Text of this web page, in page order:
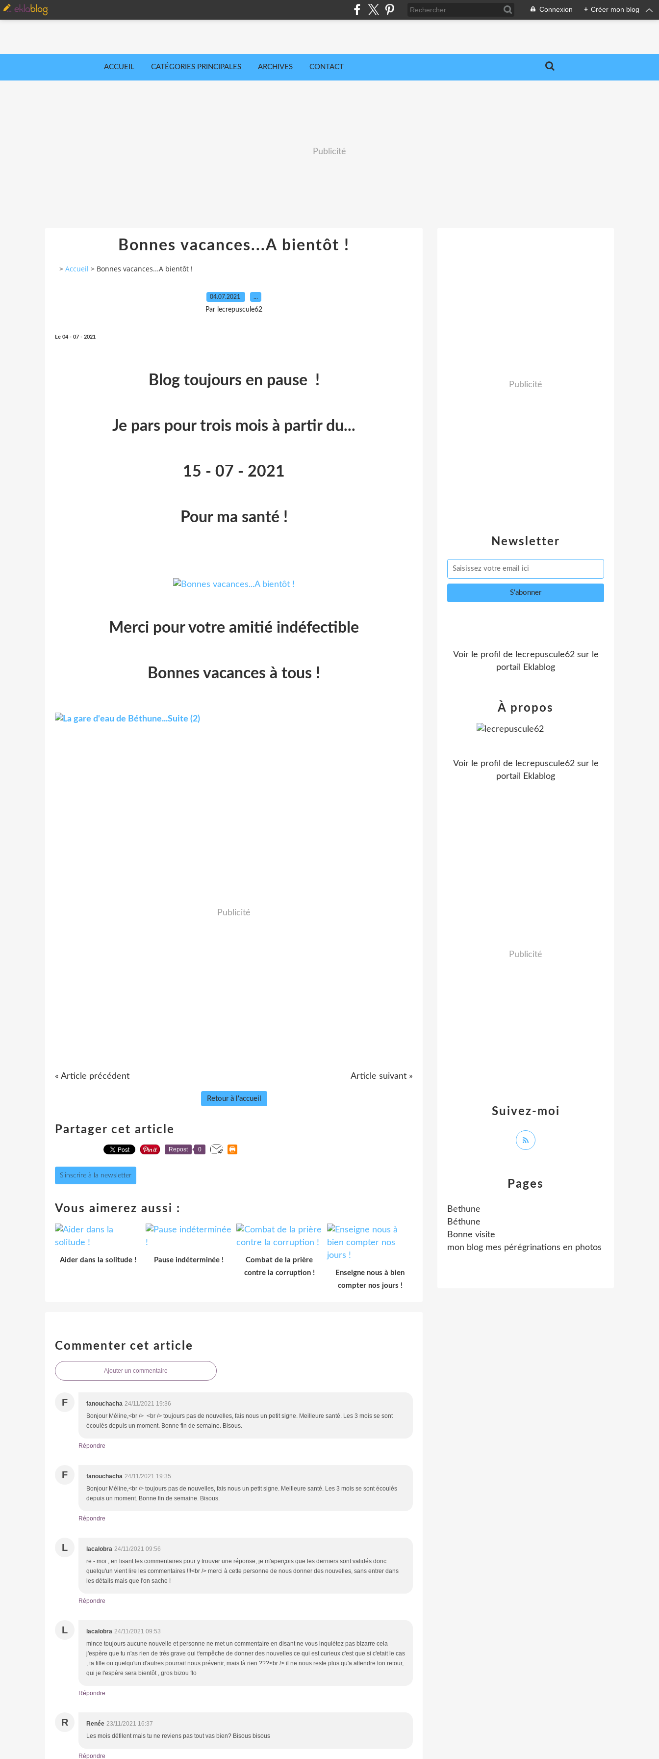
Connexion + Créer mon blog
ACCUEIL CATÉGORIES PRINCIPALES ARCHIVES CONTACT
Publicité
Bonnes vacances...A bientôt !
> Accueil > Bonnes vacances...A bientôt !
04.07.2021 …
Par lecrepuscule62
Le 04 - 07 - 2021
Blog toujours en pause !
Je pars pour trois mois à partir du...
15 - 07 - 2021
Pour ma santé !
Merci pour votre amitié indéfectible
Bonnes vacances à tous !
Publicité
« Article précédent Article suivant »
Retour à l'accueil
Partager cet article
Repost 0
S'inscrire à la newsletter
Vous aimerez aussi :
Aider dans la solitude ! Pause indéterminée !
Combat de la prière
contre la corruption !
Enseigne nous à bien
compter nos jours !
Commenter cet article
Ajouter un commentaire
F fanouchacha 24/11/2021 19:36
Bonjour Méline,<br /> <br /> toujours pas de nouvelles, fais nous un petit signe. Meilleure santé. Les 3 mois se sont
écoulés depuis un moment. Bonne fin de semaine. Bisous.
Répondre
F fanouchacha 24/11/2021 19:35
Bonjour Méline,<br /> toujours pas de nouvelles, fais nous un petit signe. Meilleure santé. Les 3 mois se sont écoulés
depuis un moment. Bonne fin de semaine. Bisous.
Répondre
L lacalobra 24/11/2021 09:56
re - moi , en lisant les commentaires pour y trouver une réponse, je m'aperçois que les derniers sont validés donc
quelqu'un vient lire les commentaires !!!<br /> merci à cette personne de nous donner des nouvelles, sans entrer dans
les détails mais que l'on sache !
Répondre
L lacalobra 24/11/2021 09:53
mince toujours aucune nouvelle et personne ne met un commentaire en disant ne vous inquiétez pas bizarre cela
j'espère que tu n'as rien de très grave qui t'empêche de donner des nouvelles ce qui est curieux c'est que si c'etait le cas
, ta fille ou quelqu'un d'autres pourrait nous prévenir, mais là rien ???<br /> il ne nous reste plus qu'a attendre ton retour,
qui je l'espère sera bientôt , gros bizou flo
Répondre
R Renée 23/11/2021 16:37
Les mois défilent mais tu ne reviens pas tout vas bien? Bisous bisous
Répondre
Newsletter
Publicité
Pages
Bethune
Béthune
Bonne visite
mon blog mes pérégrinations en photos
Voir le profil de lecrepuscule62sur le
portail Eklablog
Suivez-moi
À propos
Voir le profil de lecrepuscule62sur le
portail Eklablog
Publicité